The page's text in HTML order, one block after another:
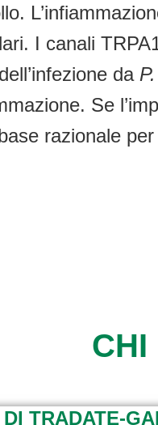
I canali
da
Se
razionale
CHI
TRADATE-